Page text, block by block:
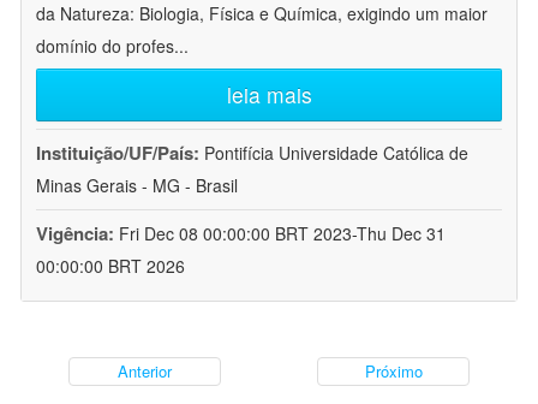
da Natureza: Biologia, Física e Química, exigindo um maior
domínio do profes...
leia mais
Instituição/UF/País: Pontifícia Universidade Católica de
Minas Gerais - MG - Brasil
Vigência: Fri Dec 08 00:00:00 BRT 2023-Thu Dec 31
00:00:00 BRT 2026
Anterior Próximo